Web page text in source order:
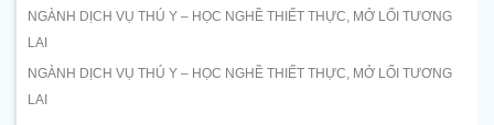
NGÀNH DỊCH VỤ THÚ Y – HỌC NGHỀ THIẾT THỰC, MỞ LỐI TƯƠNG
LAI
NGÀNH DỊCH VỤ THÚ Y – HỌC NGHỀ THIẾT THỰC, MỞ LỐI TƯƠNG
LAI